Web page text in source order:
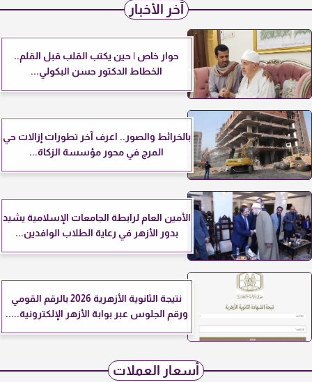
آخر الأخبار
حوار خاص | حين يكتب القلب قبل القلم..
الخطاط الدكتور حسن البكولي...
بالخرائط والصور.. اعرف آخر تطورات إزالات حي
المرج في محور مؤسسة الزكاة...
الأمين العام لرابطة الجامعات الإسلامية يشيد
بدور الأزهر في رعاية الطلاب الوافدين...
نتيجة الثانوية الأزهرية 2026 بالرقم القومي
ورقم الجلوس عبر بوابة الأزهر الإلكترونية.....
أسعار العملات